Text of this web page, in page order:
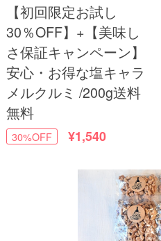
【初回限定お試し
30％OFF】+【美味し
さ保証キャンペーン】
安心・お得な塩キャラ
メルクルミ /200g送料
無料
30%OFF ¥1,540